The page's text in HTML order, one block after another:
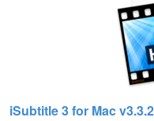
iSubtitle 3 for Mac